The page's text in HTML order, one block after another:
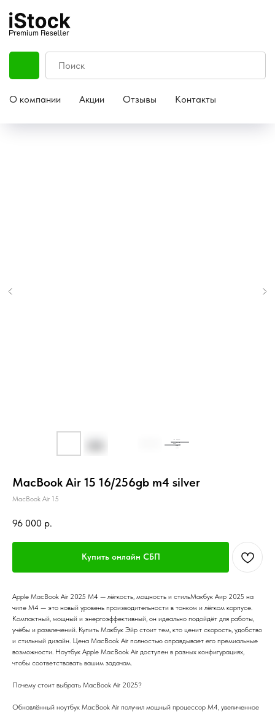
О компании Акции Отзывы Контакты
MacBook Air 15 16/256gb m4 silver
MacBook Air 15
96 000 р.
Купить онлайн СБП
Apple MacBook Air 2025 M4 — лёгкость, мощность и стильМакбук Аир 2025 на
чипе M4 — это новый уровень производительности в тонком и лёгком корпусе.
Компактный, мощный и энергоэффективный, он идеально подойдёт для работы,
учёбы и развлечений. Купить Макбук Эйр стоит тем, кто ценит скорость, удобство
и стильный дизайн. Цена MacBook Air полностью оправдывает его премиальные
возможности. Ноутбук Apple MacBook Air доступен в разных конфигурациях,
чтобы соответствовать вашим задачам.
Почему стоит выбрать MacBook Air 2025?
Обновлённый ноутбук MacBook Air получил мощный процессор M4, увеличенное